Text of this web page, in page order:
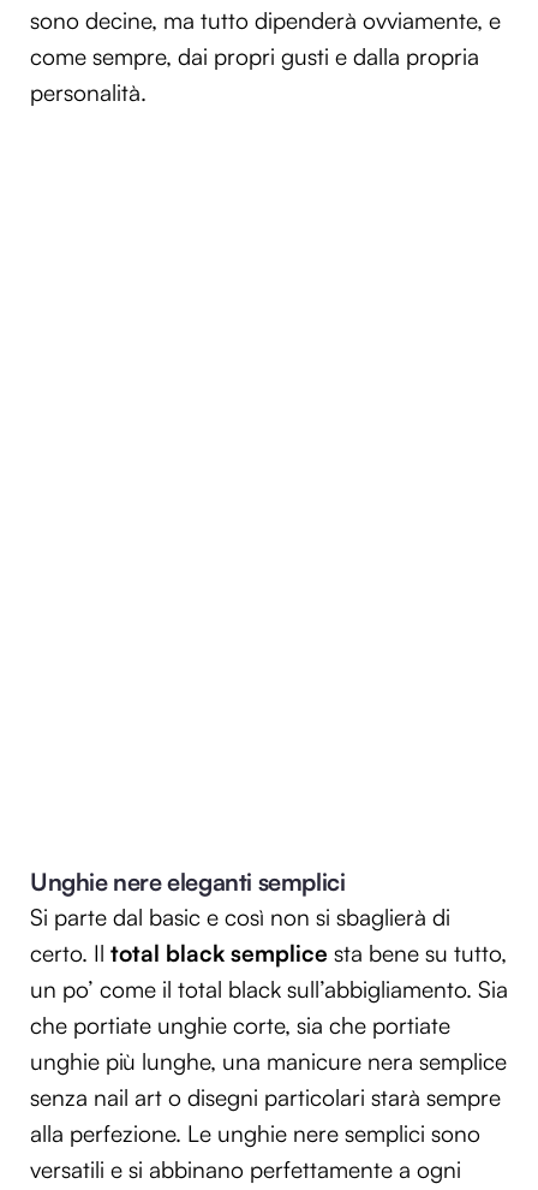
sono decine, ma tutto dipenderà ovviamente, e
come sempre, dai propri gusti e dalla propria
personalità.
Unghie nere eleganti semplici
Si parte dal basic e così non si sbaglierà di
certo. Il total black semplice sta bene su tutto,
un po’ come il total black sull’abbigliamento. Sia
che portiate unghie corte, sia che portiate
unghie più lunghe, una manicure nera semplice
senza nail art o disegni particolari starà sempre
alla perfezione. Le unghie nere semplici sono
versatili e si abbinano perfettamente a ogni